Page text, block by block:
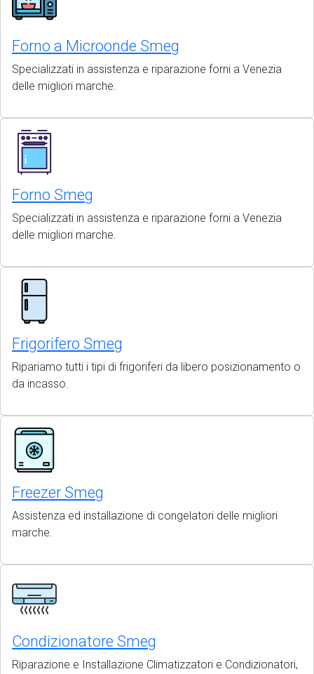
Forno a Microonde Smeg
Specializzati in assistenza e riparazione forni a Venezia
delle migliori marche.
Forno Smeg
Specializzati in assistenza e riparazione forni a Venezia
delle migliori marche.
Frigorifero Smeg
Ripariamo tutti i tipi di frigoriferi da libero posizionamento o
da incasso.
Freezer Smeg
Assistenza ed installazione di congelatori delle migliori
marche.
Condizionatore Smeg
Riparazione e Installazione Climatizzatori e Condizionatori,